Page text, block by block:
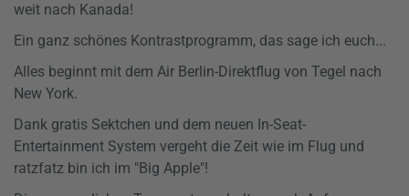
weit nach Kanada!
Ein ganz schönes Kontrastprogramm, das sage ich euch...
Alles beginnt mit dem Air Berlin-Direktflug von Tegel nach
New York.
Dank gratis Sektchen und dem neuen In-Seat-
Entertainment System vergeht die Zeit wie im Flug und
ratzfatz bin ich im "Big Apple"!